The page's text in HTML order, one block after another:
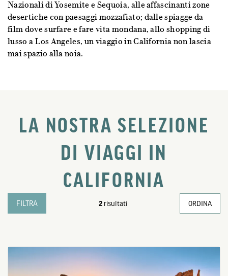
Nazionali di Yosemite e Sequoia, alle affascinanti zone
desertiche con paesaggi mozzafiato; dalle spiagge da
film dove surfare e fare vita mondana, allo shopping di
lusso a Los Angeles, un viaggio in California non lascia
mai spazio alla noia.
LA NOSTRA SELEZIONE
DI VIAGGI IN
CALIFORNIA
FILTRA 2 risultati ORDINA